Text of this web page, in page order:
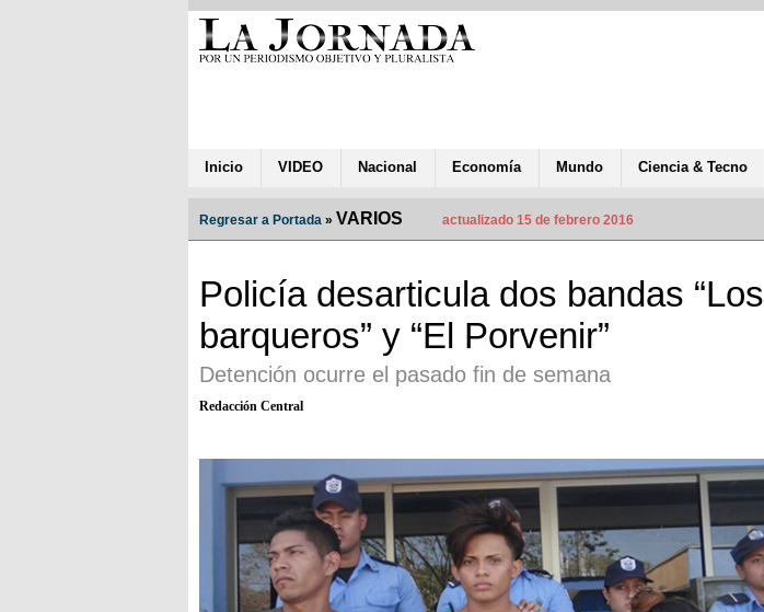
Inicio VIDEO Nacional Economía Mundo Ciencia & Tecno
Regresar a Portada » VARIOS actualizado 15 de febrero 2016
Policía desarticula dos bandas “Los
barqueros” y “El Porvenir”
Detención ocurre el pasado fin de semana
Redacción Central